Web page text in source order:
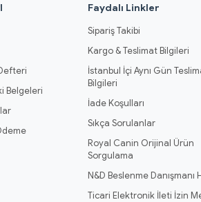
Belgeleri
Faydalı Linkler
Sipariş Takibi
Kargo & Teslimat Bilgileri
İstanbul İçi Aynı Gün
Bilgileri
İade Koşulları
Sıkça Sorulanlar
Royal Canin Orijinal Ürün
Sorgulama
N&D Beslenme Danışmanı
Ticari Elektronik İleti İzin